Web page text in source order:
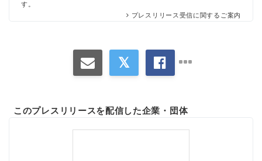
す。
プレスリリース受信に関するご案内
このプレスリリースを配信した企業・団体